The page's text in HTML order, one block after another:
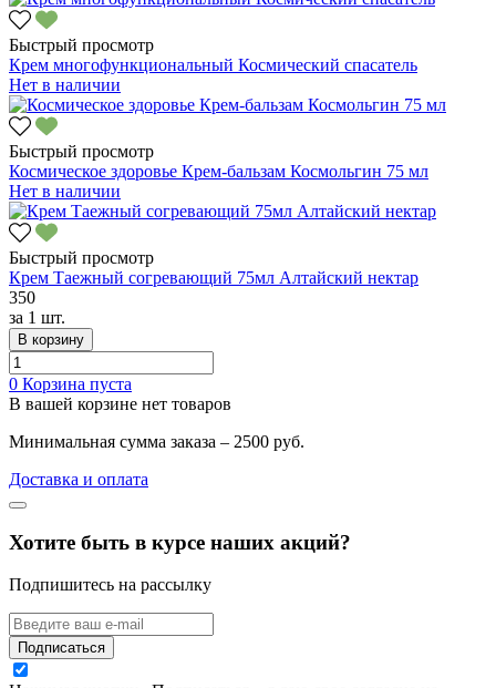
Быстрый просмотр
Крем многофункциональный Космический спасатель
Нет в наличии
Быстрый просмотр
Космическое здоровье Крем-бальзам Космольгин 75 мл
Нет в наличии
Быстрый просмотр
Крем Таежный согревающий 75мл Алтайский нектар
350
за 1 шт.
В корзину
0 Корзина пуста
В вашей корзине нет товаров
Минимальная сумма заказа – 2500 руб.
Доставка и оплата
Хотите быть в курсе наших акций?
Подпишитесь на рассылку
Подписаться